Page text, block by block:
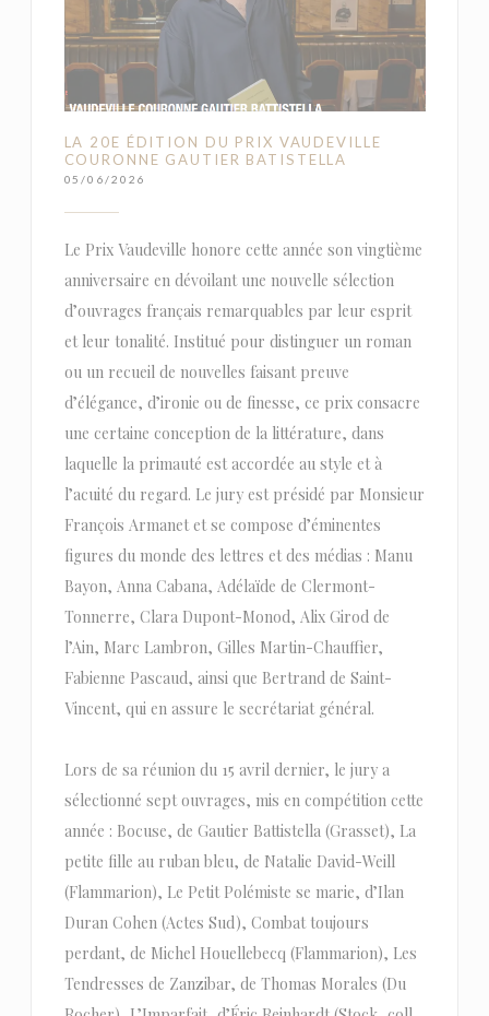
LA 20E ÉDITION DU PRIX VAUDEVILLE
COURONNE GAUTIER BATISTELLA
05/06/2026
Le Prix Vaudeville honore cette année son vingtième
anniversaire en dévoilant une nouvelle sélection
d’ouvrages français remarquables par leur esprit
et leur tonalité. Institué pour distinguer un roman
ou un recueil de nouvelles faisant preuve
d’élégance, d’ironie ou de finesse, ce prix consacre
une certaine conception de la littérature, dans
laquelle la primauté est accordée au style et à
l’acuité du regard. Le jury est présidé par Monsieur
François Armanet et se compose d’éminentes
figures du monde des lettres et des médias : Manu
Bayon, Anna Cabana, Adélaïde de Clermont-
Tonnerre, Clara Dupont-Monod, Alix Girod de
l’Ain, Marc Lambron, Gilles Martin-Chauffier,
Fabienne Pascaud, ainsi que Bertrand de Saint-
Vincent, qui en assure le secrétariat général.
Lors de sa réunion du 15 avril dernier, le jury a
sélectionné sept ouvrages, mis en compétition cette
année : Bocuse, de Gautier Battistella (Grasset), La
petite fille au ruban bleu, de Natalie David-Weill
(Flammarion), Le Petit Polémiste se marie, d’Ilan
Duran Cohen (Actes Sud), Combat toujours
perdant, de Michel Houellebecq (Flammarion), Les
Tendresses de Zanzibar, de Thomas Morales (Du